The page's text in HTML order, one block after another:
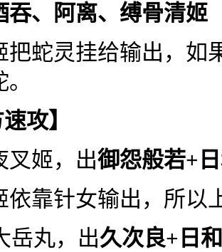
吞、阿离、缚骨清姬
把蛇灵挂给输出，如
攻】
叉姬，出御怨般若+
依靠针女输出，所以
岳丸，出久次良+日